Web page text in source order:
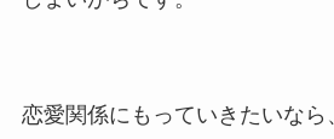
恋愛関係にもっていきたいなら